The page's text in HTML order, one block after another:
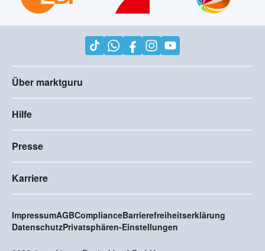
Über marktguru
Hilfe
Presse
Karriere
ImpressumAGBComplianceBarrierefreiheitserklärung
DatenschutzPrivatsphären-Einstellungen